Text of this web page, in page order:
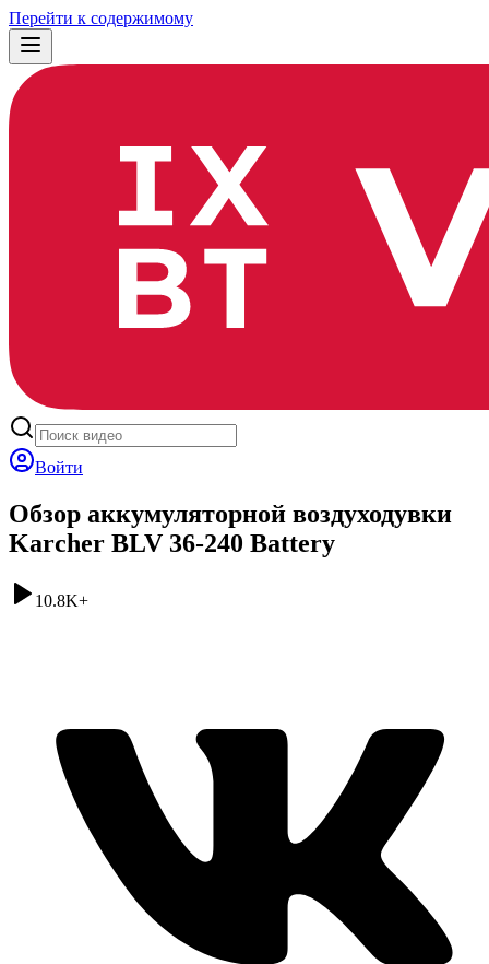
Перейти к содержимому
Войти
Обзор аккумуляторной воздуходувки
Karcher BLV 36-240 Battery
10.8K+